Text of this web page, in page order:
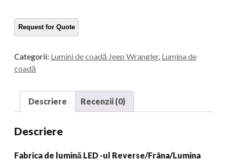
ul
pentru
Lumină
2018
JL
cantitate
Categorii: Lumini de coadă Jeep Wrangler, Lumina de
coadă
Descriere Recenzii (0)
Descriere
Fabrica de lumină LED -ul Reverse/Frâna/Lumina